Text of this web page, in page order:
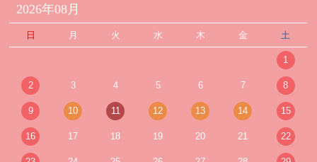
2026年08月
日 月 火 水 木 金 土
1
2 3 4 5 6 7 8
9 10 11 12 13 14 15
16 17 18 19 20 21 22